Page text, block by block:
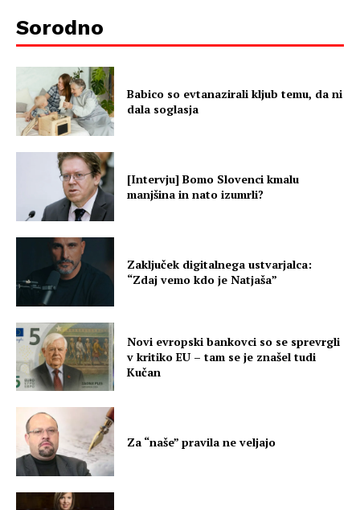
Sorodno
Babico so evtanazirali kljub temu, da ni
dala soglasja
[Intervju] Bomo Slovenci kmalu
manjšina in nato izumrli?
Zaključek digitalnega ustvarjalca:
“Zdaj vemo kdo je Natjaša”
Novi evropski bankovci so se sprevrgli
v kritiko EU – tam se je znašel tudi
Kučan
Za “naše” pravila ne veljajo